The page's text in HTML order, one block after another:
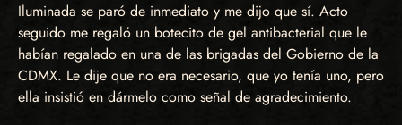
Iluminada se paró de inmediato y me dijo que sí. Acto
seguido me regaló un botecito de gel antibacterial que le
habían regalado en una de las brigadas del Gobierno de la
CDMX. Le dije que no era necesario, que yo tenía uno, pero
ella insistió en dármelo como señal de agradecimiento.